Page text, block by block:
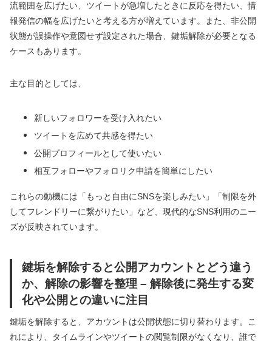
流範囲を広げたい、ツイートが急増したときに反応を得たい、情
報発信の幅を広げたいと考える方が増えています。また、非公開
状態が誤操作や意図せず設定された場合、鍵垢解除が必要となる
ケースもあります。
主な目的としては、
新しいフォロワーを受け入れたい
ツイートを広めて共感を得たい
公開プロフィールとして使いたい
相互フォローやフォロリク申請を簡単にしたい
これらの動機には「もっと自由にSNSを楽しみたい」「制限を外
してフレンドリーに繋がりたい」など、現代的なSNS利用のニー
ズが反映されています。
鍵垢を解除すると公開アカウントとどう違う
か、解除の影響を整理 – 解除後に発生する変
化や公開との違いに注目
鍵垢を解除すると、アカウントは公開状態に切り替わります。こ
れにより、タイムラインやツイートの閲覧制限がなくなり、誰で